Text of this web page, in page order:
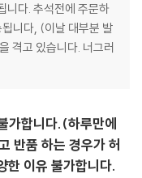
니다. 추석전에 주문하
니다, (이날 대부분 발
격고 있습니다. 너그러
가합니다.(하루만에
반품 하는 경우가 허
한 이유 불가합니다.